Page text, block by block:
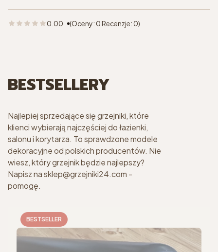
0.00 (Oceny: 0 Recenzje: 0)
BESTSELLERY
Najlepiej sprzedające się grzejniki, które
klienci wybierają najczęściej do łazienki,
salonu i korytarza. To sprawdzone modele
dekoracyjne od polskich producentów. Nie
wiesz, który grzejnik będzie najlepszy?
Napisz na sklep@grzejniki24.com -
pomogę.
BESTSELLER